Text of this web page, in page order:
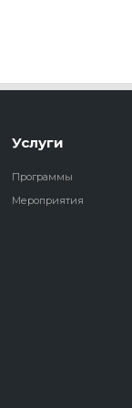
Услуги
Программы
Мероприятия